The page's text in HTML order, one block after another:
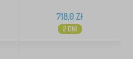
718,0 Zł
2 DNI